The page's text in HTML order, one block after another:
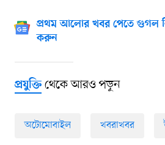
প্রথম আলোর খবর পেতে গুগল
করুন
প্রযুক্তিথেকে আরও পড়ুন
অটোমোবাইল খবরাখবর